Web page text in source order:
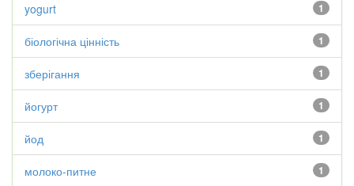
1
yogurt
1
біологічна цінність
1
зберігання
1
йогурт
1
йод
1
молоко-питне